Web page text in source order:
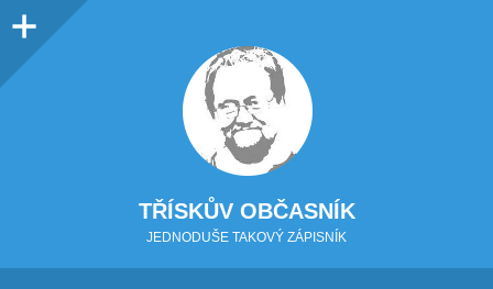
Sidebar
TŘÍSKŮV OBČASNÍK
JEDNODUŠE TAKOVÝ ZÁPISNÍK